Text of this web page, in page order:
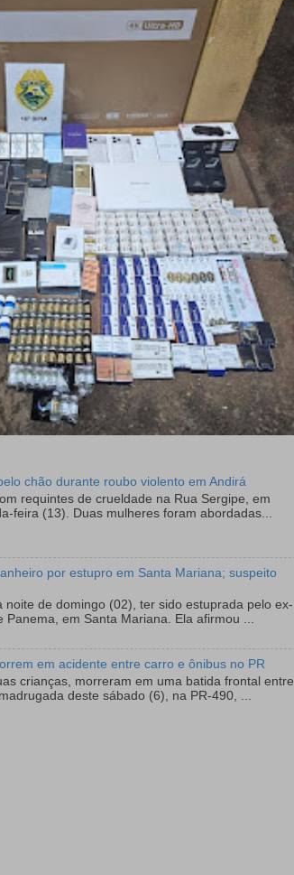
chão durante roubo violento em Andirá
requintes de crueldade na Rua Sergipe, em
feira (13). Duas mulheres foram abordadas...
por estupro em Santa Mariana; suspeito
noite de domingo (02), ter sido estuprada pelo ex-
em Santa Mariana. Ela afirmou ...
em acidente entre carro e ônibus no PR
crianças, morreram em uma batida frontal entre
deste sábado (6), na PR-490, ...